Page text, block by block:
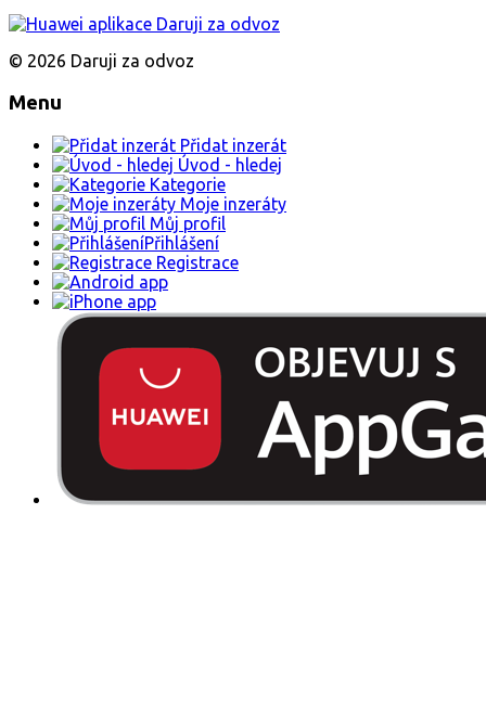
© 2026 Daruji za odvoz
Menu
Přidat inzerát
Úvod - hledej
Kategorie
Moje inzeráty
Můj profil
Přihlášení
Registrace